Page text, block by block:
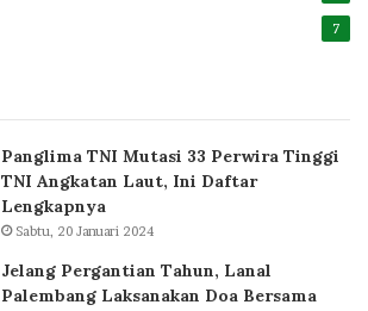
7
Panglima TNI Mutasi 33 Perwira Tinggi
TNI Angkatan Laut, Ini Daftar
Lengkapnya
Sabtu, 20 Januari 2024
Jelang Pergantian Tahun, Lanal
Palembang Laksanakan Doa Bersama